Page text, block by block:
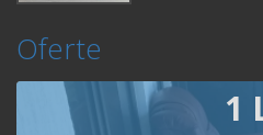
Oferte
1